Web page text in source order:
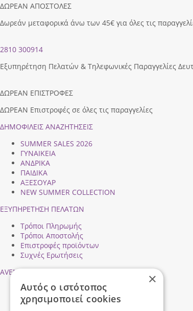
ΔΩΡΕΑΝ ΑΠΟΣΤΟΛΕΣ
Δωρεάν μεταφορικά άνω των 45€ για όλες τις
2810 300914
Εξυπηρέτηση Πελατών & Τηλεφωνικές Παραγγελίες
ΔΩΡΕΑΝ ΕΠΙΣΤΡΟΦΕΣ
ΔΩΡΕΑΝ Επιστροφές σε όλες τις παραγγελίες
ΔΗΜΟΦΙΛEIΣ ΑΝΑΖΗΤΗΣΕΙΣ
SUMMER SALES 2026
ΓΥΝΑΙΚΕΙΑ
ΑΝΔΡΙΚΑ
ΠΑΙΔΙΚΑ
ΑΞΕΣΟΥΑΡ
NEW SUMMER COLLECTION
ΕΞΥΠΗΡΕΤΗΣΗ ΠΕΛΑΤΩΝ
Τρόποι Πληρωμής
Τρόποι Αποστολής
Επιστροφές προϊόντων
Συχνές Ερωτήσεις
AVENTIS SHOES
Προφίλ εταιρείας
Ασφάλεια Συναλλαγών
×
Αυτός ο ιστότοπος
χρησιμοποιεί cookies